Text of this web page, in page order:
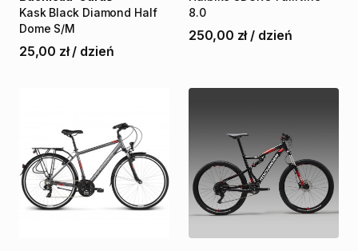
Kask Black Diamond Half
Dome S​/​M
25,00 zł / dzień
8.0
250,00 zł / dzień